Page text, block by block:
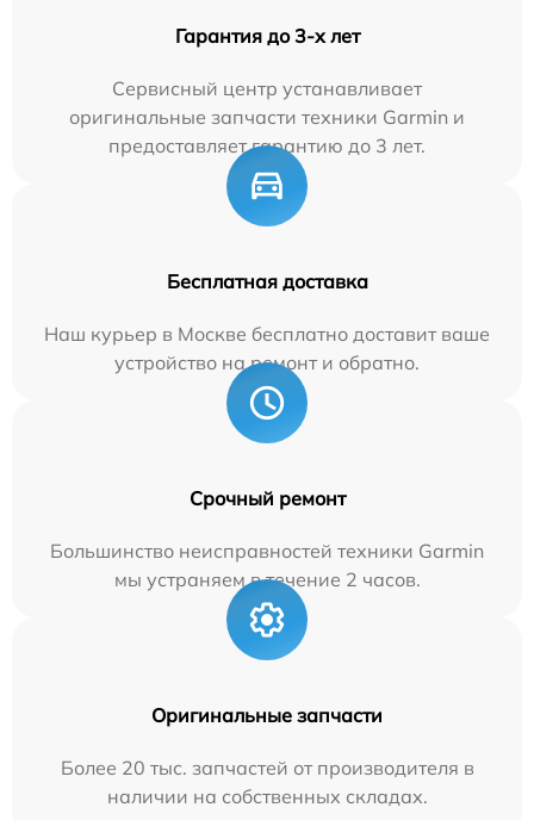
Гарантия до 3-х лет
Сервисный центр устанавливает
оригинальные запчасти техники Garmin и
предоставляет гарантию до 3 лет.
Бесплатная доставка
Наш курьер в Москве бесплатно доставит ваше
устройство на ремонт и обратно.
Срочный ремонт
Большинство неисправностей техники Garmin
мы устраняем в течение 2 часов.
Оригинальные запчасти
Более 20 тыс. запчастей от производителя в
наличии на собственных складах.